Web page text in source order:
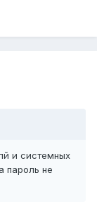
и системных
пароль не